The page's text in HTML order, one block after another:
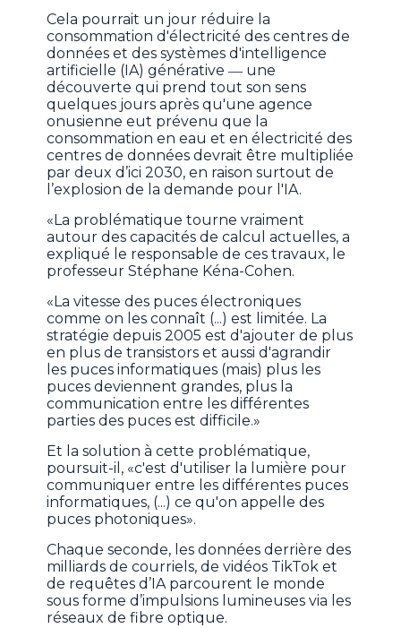
Cela pourrait un jour réduire la
consommation d'électricité des centres de
données et des systèmes d'intelligence
artificielle (IA) générative ― une
découverte qui prend tout son sens
quelques jours après qu'une agence
onusienne eut prévenu que la
consommation en eau et en électricité des
centres de données devrait être multipliée
par deux d’ici 2030, en raison surtout de
l’explosion de la demande pour l'IA.
«La problématique tourne vraiment
autour des capacités de calcul actuelles, a
expliqué le responsable de ces travaux, le
professeur Stéphane Kéna-Cohen.
«La vitesse des puces électroniques
comme on les connaît (...) est limitée. La
stratégie depuis 2005 est d'ajouter de plus
en plus de transistors et aussi d'agrandir
les puces informatiques (mais) plus les
puces deviennent grandes, plus la
communication entre les différentes
parties des puces est difficile.»
Et la solution à cette problématique,
poursuit-il, «c'est d'utiliser la lumière pour
communiquer entre les différentes puces
informatiques, (...) ce qu'on appelle des
puces photoniques».
Chaque seconde, les données derrière des
milliards de courriels, de vidéos TikTok et
de requêtes d’IA parcourent le monde
sous forme d’impulsions lumineuses via les
réseaux de fibre optique.